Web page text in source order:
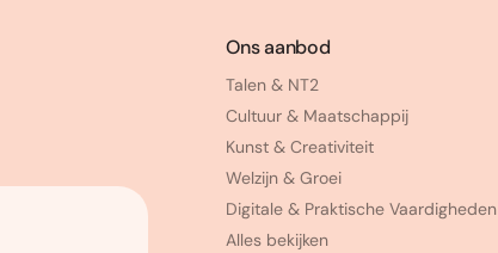
Ons aanbod
Talen & NT2
Cultuur & Maatschappij
Kunst & Creativiteit
Welzijn & Groei
Digitale & Praktische Vaardigheden
Alles bekijken